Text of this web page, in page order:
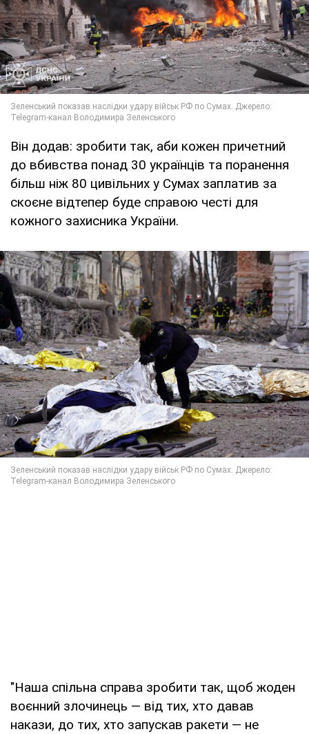
Він додав: зробити так, аби кожен причетний
до вбивства понад 30 українців та поранення
більш ніж 80 цивільних у Сумах заплатив за
скоєне відтепер буде справою честі для
кожного захисника України.
"Наша спільна справа зробити так, щоб жоден
воєнний злочинець — від тих, хто давав
накази, до тих, хто запускав ракети — не